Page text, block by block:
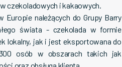
czekoladowych i kakaowych.
należących do Grupy Barry
świata - czekolada w formie
lokalny, jak i jest eksportowana do
osób w obszarach takich jak